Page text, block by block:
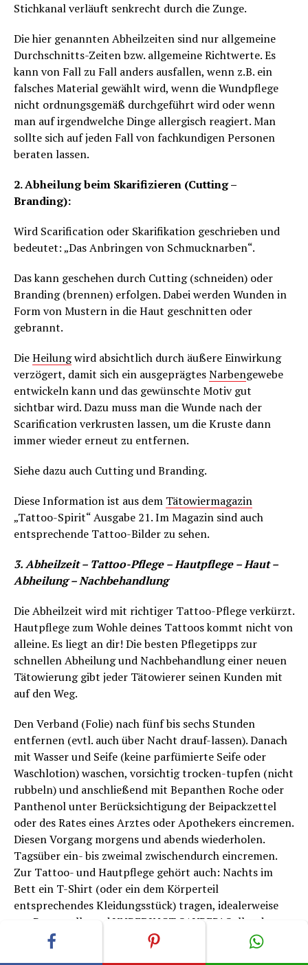
Stichkanal verläuft senkrecht durch die Zunge.
Die hier genannten Abheilzeiten sind nur allgemeine
Durchschnitts-Zeiten bzw. allgemeine Richtwerte. Es
kann von Fall zu Fall anders ausfallen, wenn z.B. ein
falsches Material gewählt wird, wenn die Wundpflege
nicht ordnungsgemäß durchgeführt wird oder wenn
man auf irgendwelche Dinge allergisch reagiert. Man
sollte sich auf jeden Fall von fachkundigen Personen
beraten lassen.
2. Abheilung beim Skarifizieren (Cutting –
Branding):
Wird Scarification oder Skarifikation geschrieben und
bedeutet: „Das Anbringen von Schmucknarben“.
Das kann geschehen durch Cutting (schneiden) oder
Branding (brennen) erfolgen. Dabei werden Wunden in
Form von Mustern in die Haut geschnitten oder
gebrannt.
DieHeilungwird absichtlich durch äußere Einwirkung
verzögert, damit sich ein ausgeprägtesNarbengewebe
entwickeln kann und das gewünschte Motiv gut
sichtbar wird. Dazu muss man die Wunde nach der
Scarification verkrusten lassen, um die Kruste dann
immer wieder erneut zu entfernen.
Siehe dazu auch Cutting und Branding.
Diese Information ist aus dem Tätowiermagazin
„Tattoo-Spirit“ Ausgabe 21. Im Magazin sind auch
entsprechende Tattoo-Bilder zu sehen.
3. Abheilzeit – Tattoo-Pflege – Hautpflege – Haut –
Abheilung – Nachbehandlung
Die Abheilzeit wird mit richtiger Tattoo-Pflege verkürzt.
Hautpflege zum Wohle deines Tattoos kommt nicht von
alleine. Es liegt an dir! Die besten Pflegetipps zur
schnellen Abheilung und Nachbehandlung einer neuen
Tätowierung gibt jeder Tätowierer seinen Kunden mit
auf den Weg.
Den Verband (Folie) nach fünf bis sechs Stunden
entfernen (evtl. auch über Nacht drauf-lassen). Danach
mit Wasser und Seife (keine parfümierte Seife oder
Waschlotion) waschen, vorsichtig trocken-tupfen (nicht
rubbeln) und anschließend mit Bepanthen Roche oder
Panthenol unter Berücksichtigung der Beipackzettel
oder des Rates eines Arztes oder Apothekers eincremen.
Diesen Vorgang morgens und abends wiederholen.
Tagsüber ein- bis zweimal zwischendurch eincremen.
Zur Tattoo- und Hautpflege gehört auch: Nachts im
Bett ein T-Shirt (oder ein dem Körperteil
entsprechendes Kleidungsstück) tragen, idealerweise
aus Baumwolle und UNBEDINGT SAUBER! Sollte das
Kleidungsstück morgens am Tattoo festkleben, einfach